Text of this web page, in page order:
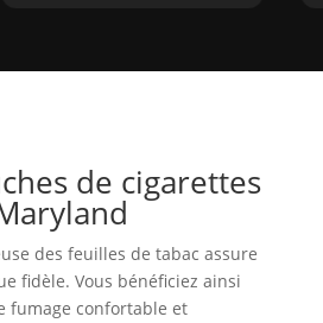
de cigarettes
des feuilles de tabac assure
fidèle. Vous bénéficiez ainsi
fumage confortable et